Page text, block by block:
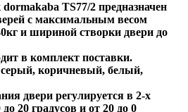
TS77/2 предназначен
с максимальным весом
и шириной створки двери до
в комплект поставки.
коричневый, белый,
двери регулируется в 2-х
20 градусов и от 20 до 0